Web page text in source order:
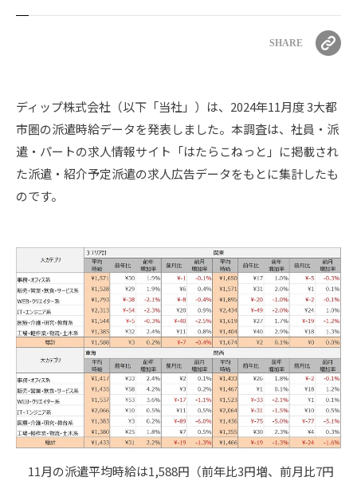
SHARE
ディップ株式会社（以下「当社」）は、2024年11月度 3大都
市圏の派遣時給データを発表しました。本調査は、社員・派
遣・パートの求人情報サイト「はたらこねっと」に掲載され
た派遣・紹介予定派遣の求人広告データをもとに集計したも
のです。
11月の派遣平均時給は1,588円（前年比3円増、前月比7円